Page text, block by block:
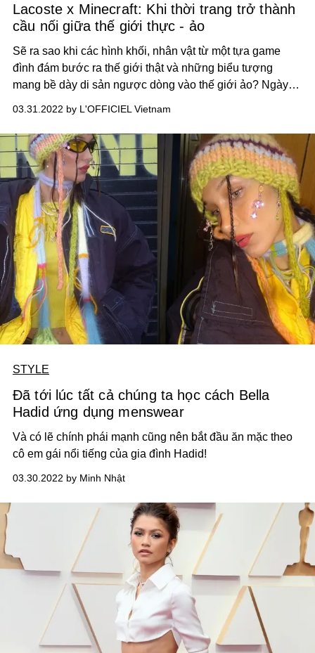
Lacoste x Minecraft: Khi thời trang trở thành
cầu nối giữa thế giới thực - ảo
Sẽ ra sao khi các hình khối, nhân vật từ một tựa game
đình đám bước ra thế giới thật và những biểu tượng
mang bề dày di sản ngược dòng vào thế giới ảo? Ngày
hàng đầu - không gì là không thể. Dịp Xuân Hè 2022 này,
mời bạn bước qua ranh giới thực - ảo với cái bắt tay giữa
hai thương hiệu huyền thoại Lacoste x Minecraft.
03.31.2022 by L'OFFICIEL Vietnam
STYLE
Đã tới lúc tất cả chúng ta học cách Bella
Hadid ứng dụng menswear
Và có lẽ chính phái mạnh cũng nên bắt đầu ăn mặc theo
cô em gái nổi tiếng của gia đình Hadid!
03.30.2022 by Minh Nhật